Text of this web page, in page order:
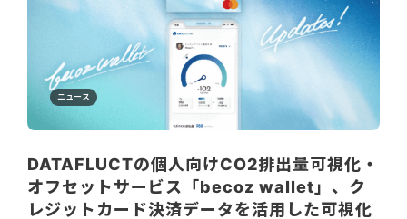
ニュース
DATAFLUCTの個人向けCO2排出量可視化・
オフセットサービス「becoz wallet」、ク
レジットカード決済データを活用した可視化